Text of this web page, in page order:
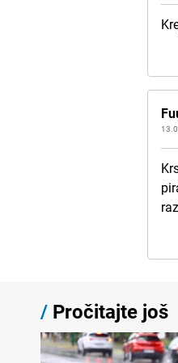
/ Pročitajte još